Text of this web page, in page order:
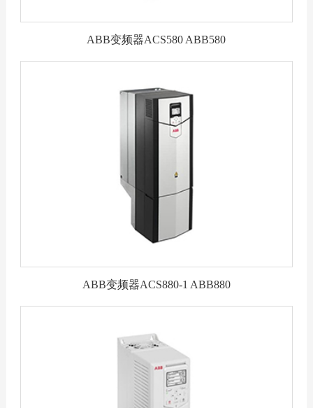
ABB变频器ACS580 ABB580
ABB变频器ACS880-1 ABB880